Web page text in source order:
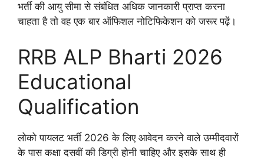
भर्ती की आयु सीमा से संबंधित अधिक जानकारी प्राप्त करना
चाहता है तो वह एक बार ऑफिशल नोटिफिकेशन को जरूर पढ़ें।
RRB ALP Bharti 2026
Educational
Qualification
लोको पायलट भर्ती 2026 के लिए आवेदन करने वाले उम्मीदवारों
के पास कक्षा दसवीं की डिग्री होनी चाहिए और इसके साथ ही